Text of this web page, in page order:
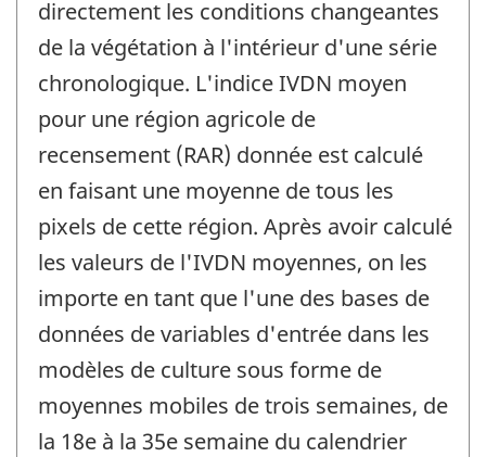
directement les conditions changeantes
de la végétation à l'intérieur d'une série
chronologique. L'indice IVDN moyen
pour une région agricole de
recensement (RAR) donnée est calculé
en faisant une moyenne de tous les
pixels de cette région. Après avoir calculé
les valeurs de l'IVDN moyennes, on les
importe en tant que l'une des bases de
données de variables d'entrée dans les
modèles de culture sous forme de
moyennes mobiles de trois semaines, de
la 18e à la 35e semaine du calendrier